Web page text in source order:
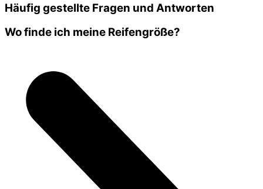
Häufig gestellte Fragen und Antworten
Wo finde ich meine Reifengröße?